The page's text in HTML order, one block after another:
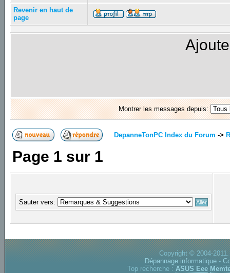
Revenir en haut de
page
Montrer les messages depuis:
DepanneTonPC Index du Forum ->
Page 1 sur 1
Sauter vers:
Copyright © 2004-
Dépannage informatique -
Top recherche : ASUS Eee